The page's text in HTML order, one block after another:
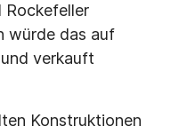
Rockefeller
würde das auf
verkauft
Konstruktionen